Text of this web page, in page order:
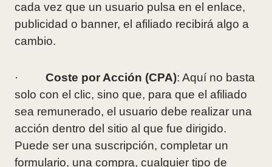
cada vez que un usuario pulsa en el enlace,
publicidad o banner, el afiliado recibirá algo a
cambio.
· Coste por Acción (CPA): Aquí no basta
solo con el clic, sino que, para que el afiliado
sea remunerado, el usuario debe realizar una
acción dentro del sitio al que fue dirigido.
Puede ser una suscripción, completar un
formulario, una compra, cualquier tipo de